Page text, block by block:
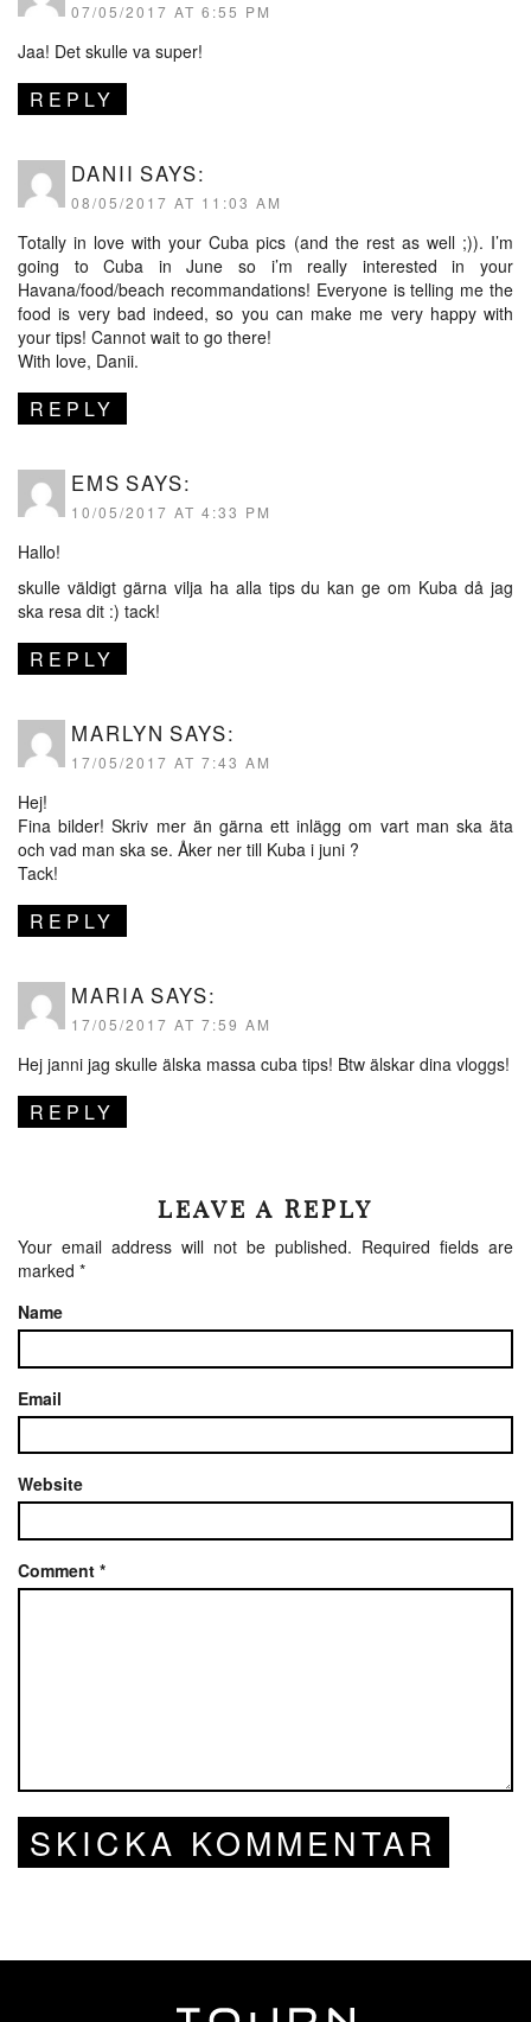
07/05/2017 AT 6:55 PM
Jaa! Det skulle va super!
REPLY
DANII SAYS:
08/05/2017 AT 11:03 AM
Totally in love with your Cuba pics (and the rest as well ;)). I’m
going to Cuba in June so i’m really interested in your
Havana/food/beach recommandations! Everyone is telling me the
food is very bad indeed, so you can make me very happy with
your tips! Cannot wait to go there!
With love, Danii.
REPLY
EMS SAYS:
10/05/2017 AT 4:33 PM
Hallo!
skulle väldigt gärna vilja ha alla tips du kan ge om Kuba då jag
ska resa dit :) tack!
REPLY
MARLYN SAYS:
17/05/2017 AT 7:43 AM
Hej!
Fina bilder! Skriv mer än gärna ett inlägg om vart man ska äta
och vad man ska se. Åker ner till Kuba i juni ?
Tack!
REPLY
MARIA SAYS:
17/05/2017 AT 7:59 AM
Hej janni jag skulle älska massa cuba tips! Btw älskar dina vloggs!
REPLY
LEAVE A REPLY
Your email address will not be published. Required fields are
marked *
Name
Email
Website
Comment *
SKICKA KOMMENTAR